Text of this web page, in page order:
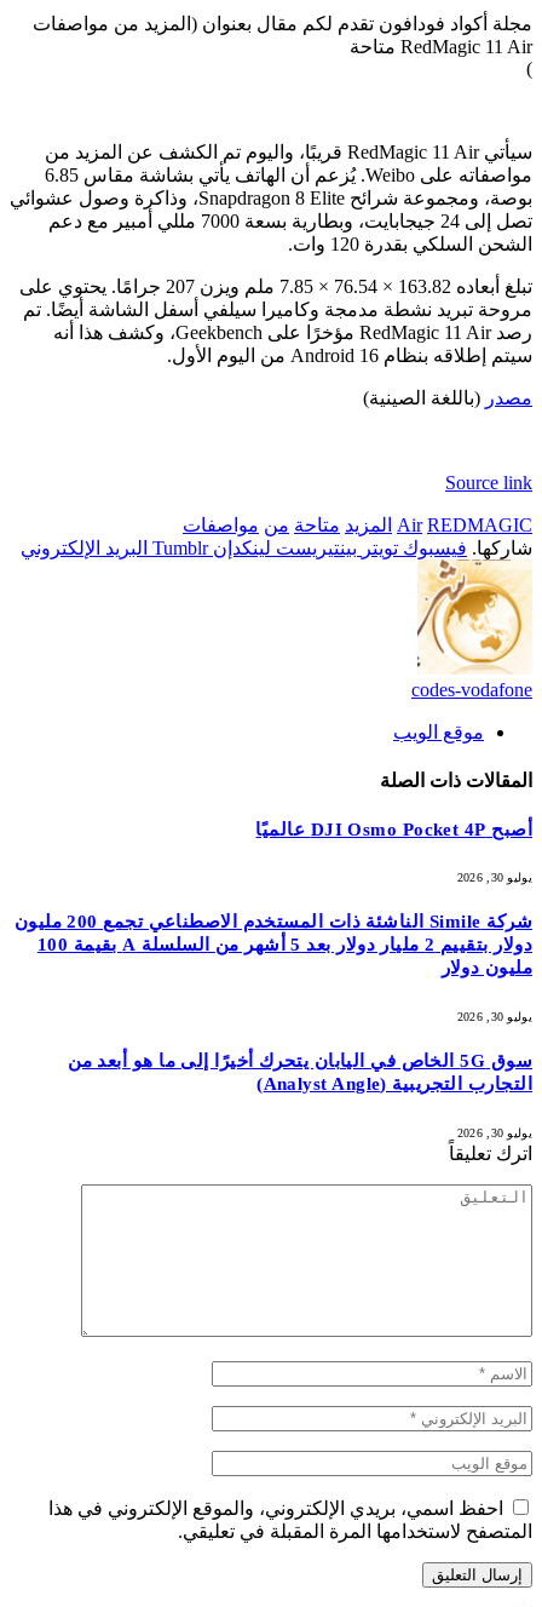
مجلة أكواد فودافون تقدم لكم مقال بعنوان (المزيد من مواصفات
RedMagic 11 Air متاحة
)
سيأتي RedMagic 11 Air قريبًا، واليوم تم الكشف عن المزيد من
مواصفاته على Weibo. يُزعم أن الهاتف يأتي بشاشة مقاس 6.85
بوصة، ومجموعة شرائح Snapdragon 8 Elite، وذاكرة وصول عشوائي
تصل إلى 24 جيجابايت، وبطارية بسعة 7000 مللي أمبير مع دعم
الشحن السلكي بقدرة 120 وات.
تبلغ أبعاده 163.82 × 76.54 × 7.85 ملم ويزن 207 جرامًا. يحتوي على
مروحة تبريد نشطة مدمجة وكاميرا سيلفي أسفل الشاشة أيضًا. تم
رصد RedMagic 11 Air مؤخرًا على Geekbench، وكشف هذا أنه
سيتم إطلاقه بنظام Android 16 من اليوم الأول.
مصدر (باللغة الصينية)
Source link
Air REDMAGIC المزيد متاحة من مواصفات
شاركها. فيسبوك تويتر بينتيريست لينكدإن Tumblr البريد الإلكتروني
codes-vodafone
موقع الويب
المقالات ذات الصلة
أصبح DJI Osmo Pocket 4P عالميًا
يوليو 30, 2026
شركة Simile الناشئة ذات المستخدم الاصطناعي تجمع 200 مليون
دولار بتقييم 2 مليار دولار بعد 5 أشهر من السلسلة A بقيمة 100
مليون دولار
يوليو 30, 2026
سوق 5G الخاص في اليابان يتحرك أخيرًا إلى ما هو أبعد من
التجارب التجريبية (Analyst Angle)
يوليو 30, 2026
اترك تعليقاً
احفظ اسمي، بريدي الإلكتروني، والموقع الإلكتروني في هذا
المتصفح لاستخدامها المرة المقبلة في تعليقي.